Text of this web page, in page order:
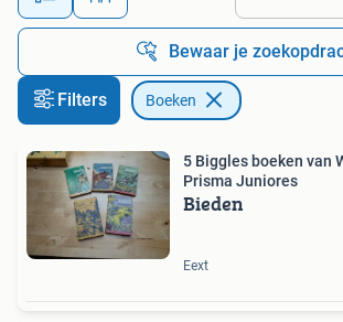
Bewaar je
Filters Boeken
5 Biggles boeken van
Prisma Juniores
Bieden
Eext